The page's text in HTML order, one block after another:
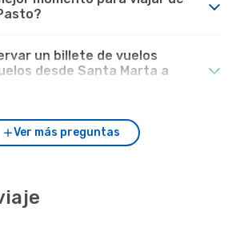
un billete de vuelos
desde Santa Marta a
Ver más preguntas